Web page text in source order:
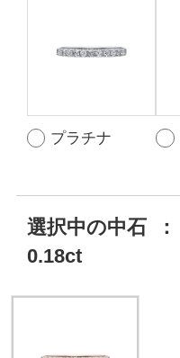
プラチナ
選択中の中石 ：
0.18ct